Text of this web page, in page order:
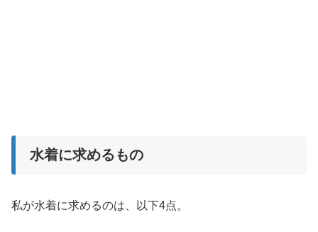
水着に求めるもの
私が水着に求めるのは、以下4点。